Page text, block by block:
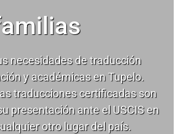
necesidades detraducción
y académicas en Tupelo.
traducciones certificadas son
presentación ante el USCIS en
otro lugar del país.